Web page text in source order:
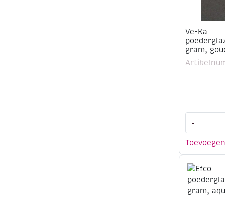
Ve-Ka
gram,
Toevoegen
-
gram,
goudbrons
aantal